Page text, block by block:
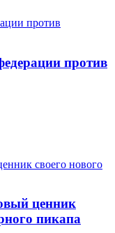
против
ценник
пикапа